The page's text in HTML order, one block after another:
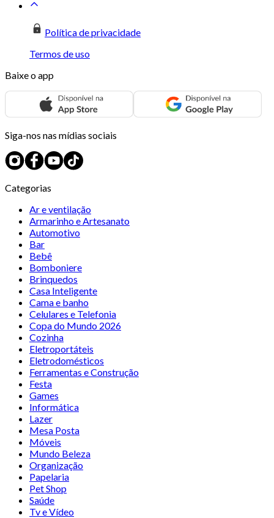
Política de privacidade
Termos de uso
Baixe o app
Siga-nos nas mídias sociais
Categorias
Ar e ventilação
Armarinho e Artesanato
Automotivo
Bar
Bebê
Bomboniere
Brinquedos
Casa Inteligente
Cama e banho
Celulares e Telefonia
Copa do Mundo 2026
Cozinha
Eletroportáteis
Eletrodomésticos
Ferramentas e Construção
Festa
Games
Informática
Lazer
Mesa Posta
Móveis
Mundo Beleza
Organização
Papelaria
Pet Shop
Saúde
Tv e Vídeo